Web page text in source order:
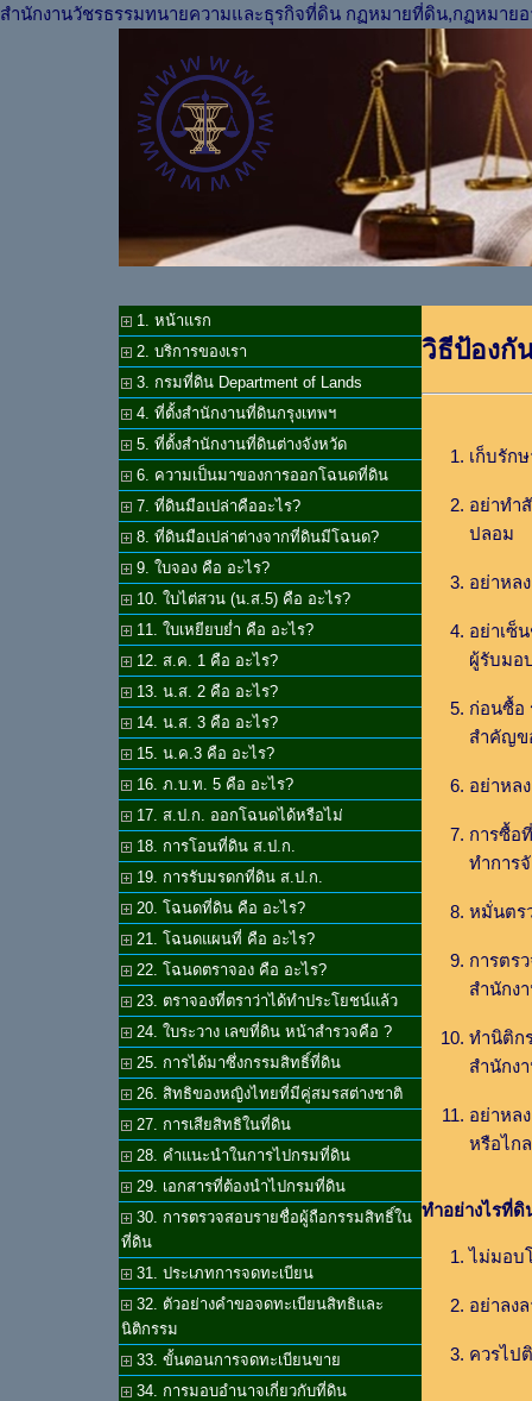
สำนักงานวัชรธรรมทนายความและธุรกิจที่ดิน กฏหมายที่ดิน,กฏหมาย
1. หน้าแรก
2. บริการของเรา
3. กรมที่ดิน Department of Lands
4. ที่ตั้งสำนักงานที่ดินกรุงเทพฯ
5. ที่ตั้งสำนักงานที่ดินต่างจังหวัด
6. ความเป็นมาของการออกโฉนดที่ดิน
7. ที่ดินมือเปล่าคืออะไร?
8. ที่ดินมือเปล่าต่างจากที่ดินมีโฉนด?
9. ใบจอง คือ อะไร?
10. ใบไต่สวน (น.ส.5) คือ อะไร?
11. ใบเหยียบย่ำ คือ อะไร?
12. ส.ค. 1 คือ อะไร?
13. น.ส. 2 คือ อะไร?
14. น.ส. 3 คือ อะไร?
15. น.ค.3 คือ อะไร?
16. ภ.บ.ท. 5 คือ อะไร?
17. ส.ป.ก. ออกโฉนดได้หรือไม่
18. การโอนที่ดิน ส.ป.ก.
19. การรับมรดกที่ดิน ส.ป.ก.
20. โฉนดที่ดิน คือ อะไร?
21. โฉนดแผนที่ คือ อะไร?
22. โฉนดตราจอง คือ อะไร?
23. ตราจองที่ตราว่าได้ทำประโยชน์แล้ว
24. ใบระวาง เลขที่ดิน หน้าสำรวจคือ ?
25. การได้มาซึ่งกรรมสิทธิ์ที่ดิน
26. สิทธิของหญิงไทยที่มีคู่สมรสต่างชาติ
27. การเสียสิทธิในที่ดิน
28. คำแนะนำในการไปกรมที่ดิน
29. เอกสารที่ต้องนำไปกรมที่ดิน
30. การตรวจสอบรายชื่อผู้ถือกรรมสิทธิ์ใน
ที่ดิน
31. ประเภทการจดทะเบียน
32. ตัวอย่างคำขอจดทะเบียนสิทธิและ
นิติกรรม
33. ขั้นตอนการจดทะเบียนขาย
34. การมอบอำนาจเกี่ยวกับที่ดิน
วิธีป้องกั
เก็บรัก
อย่าทำ
ปลอม
อย่าหล
อย่าเซ็
ผู้รับมอ
ก่อนซื้อ
สำคัญข
อย่าหล
การซื้อ
ทำการ
หมั่นตร
การตร
สำนักง
ทำนิติก
สำนักง
อย่าหล
หรือไก
ทำอย่างไรที่
ไม่มอบ
อย่าลง
ควรไป